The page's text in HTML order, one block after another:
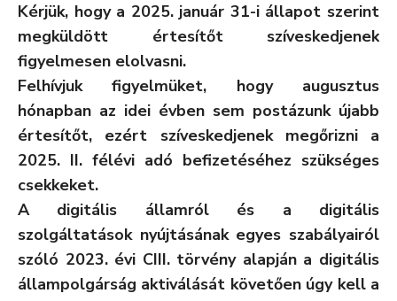
Kérjük, hogy a 2025. január 31-i állapot szerint
megküldött értesítőt szíveskedjenek
figyelmesen elolvasni.
Felhívjuk figyelmüket, hogy augusztus
hónapban az idei évben sem postázunk újabb
értesítőt, ezért szíveskedjenek megőrizni a
2025. II. félévi adó befizetéséhez szükséges
csekkeket.
A digitális államról és a digitális
szolgáltatások nyújtásának egyes szabályairól
szóló 2023. évi CIII. törvény alapján a digitális
állampolgárság aktiválását követően úgy kell a